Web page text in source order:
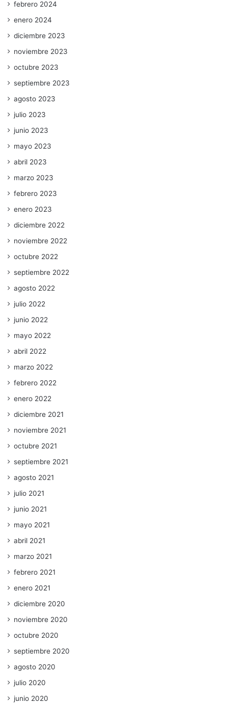
febrero 2024
enero 2024
diciembre 2023
noviembre 2023
octubre 2023
septiembre 2023
agosto 2023
julio 2023
junio 2023
mayo 2023
abril 2023
marzo 2023
febrero 2023
enero 2023
diciembre 2022
noviembre 2022
octubre 2022
septiembre 2022
agosto 2022
julio 2022
junio 2022
mayo 2022
abril 2022
marzo 2022
febrero 2022
enero 2022
diciembre 2021
noviembre 2021
octubre 2021
septiembre 2021
agosto 2021
julio 2021
junio 2021
mayo 2021
abril 2021
marzo 2021
febrero 2021
enero 2021
diciembre 2020
noviembre 2020
octubre 2020
septiembre 2020
agosto 2020
julio 2020
junio 2020